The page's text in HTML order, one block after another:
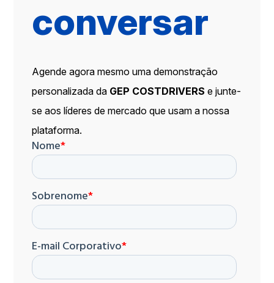
conversar
Agende agora mesmo uma demonstração
personalizada da GEP COSTDRIVERS e junte-
se aos líderes de mercado que usam a nossa
plataforma.